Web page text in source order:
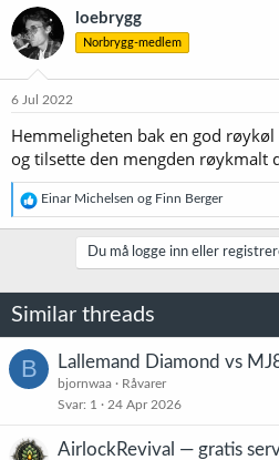
k
s
j
o
e
:
loebrygg
Norbrygg-medlem
6 Jul 2022
Hemmeligheten bak en god
og tilsette den mengden røykmalt
R
e
a
n
e
r
Einar Michelsen og Finn Berger
Du må logge inn eller
Similar threads
B Lallemand Diamond vs
bjornwaa
Råvarer
Svar 1 24 Apr 2026
AirlockRevival — gratis